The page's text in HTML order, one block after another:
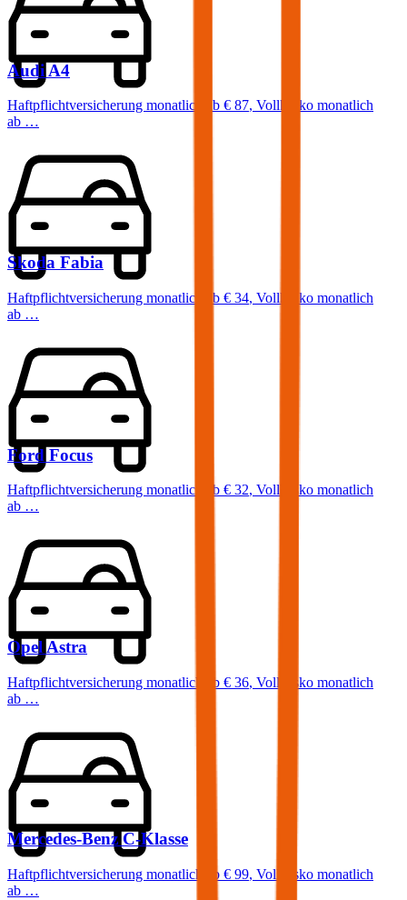
Audi A4
Haftpflichtversicherung monatlich ab € 87, Vollkasko monatlich
ab …
Skoda Fabia
Haftpflichtversicherung monatlich ab € 34, Vollkasko monatlich
ab …
Ford Focus
Haftpflichtversicherung monatlich ab € 32, Vollkasko monatlich
ab …
Opel Astra
Haftpflichtversicherung monatlich ab € 36, Vollkasko monatlich
ab …
Mercedes-Benz C-Klasse
Haftpflichtversicherung monatlich ab € 99, Vollkasko monatlich
ab …